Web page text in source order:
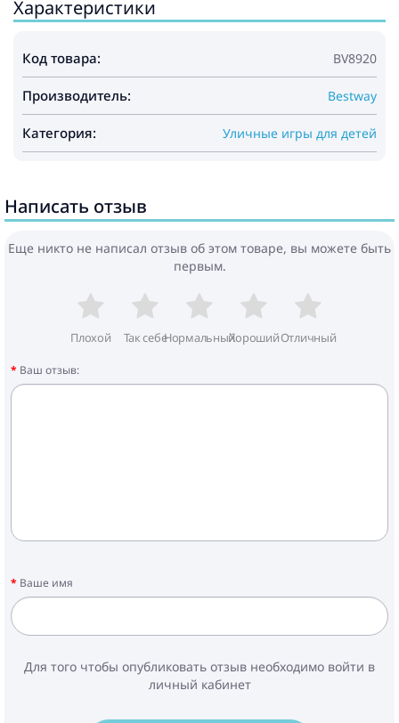
Характеристики
Код товара: BV8920
Производитель: Bestway
Категория: Уличные игры для детей
Написать отзыв
Еще никто не написал отзыв об этом товаре, вы можете быть
первым.
Плохой Так себеНормальныйХорошийОтличный
Ваш отзыв:
Ваше имя
Для того чтобы опубликовать отзыв необходимо войти в
личный кабинет